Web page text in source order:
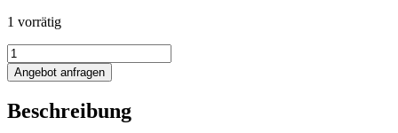
1 vorrätig
1748L
Edelstahl
Rührwerksbehälter
Balkenrührwerk
Angebot anfragen
Beschreibung